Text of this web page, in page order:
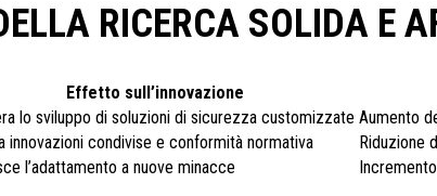
RICERCA SOLIDA E
Effetto sull’innovazione
lo sviluppo di soluzioni di sicurezza customizzate Aumento
innovazioni condivise e conformità normativa
Riduzione
l’adattamento a nuove minacce